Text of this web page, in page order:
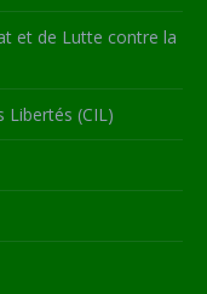
et de Lutte contre la
Libertés (CIL)